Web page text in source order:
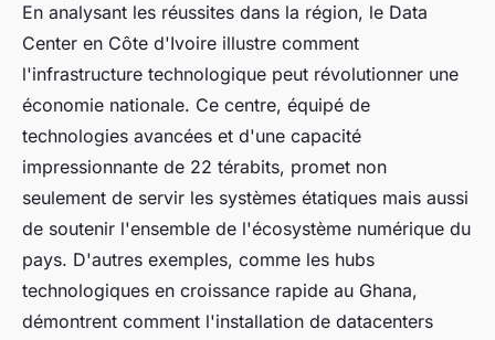
En analysant les réussites dans la région, le Data
Center en Côte d'Ivoire illustre comment
l'infrastructure technologique peut révolutionner une
économie nationale. Ce centre, équipé de
technologies avancées et d'une capacité
impressionnante de 22 térabits, promet non
seulement de servir les systèmes étatiques mais aussi
de soutenir l'ensemble de l'écosystème numérique du
pays. D'autres exemples, comme les hubs
technologiques en croissance rapide au Ghana,
démontrent comment l'installation de datacenters